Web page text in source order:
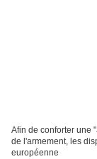
Afin de conforter une
de l'armement, les
européenne